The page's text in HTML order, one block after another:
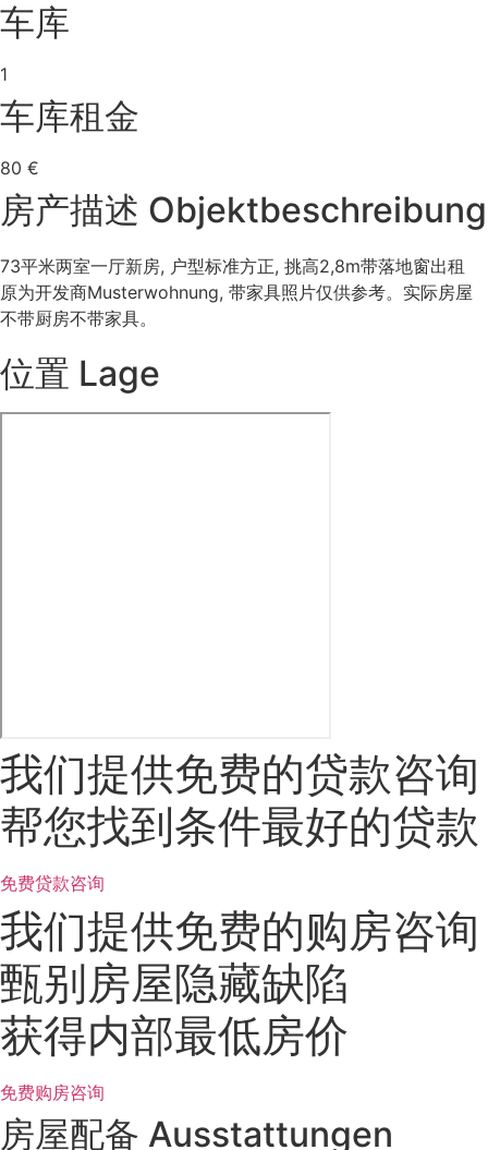
车库
1
车库租金
80 €
房产描述 Objektbeschreibung
73平米两室一厅新房, 户型标准方正, 挑高2,8m带落地窗出租
原为开发商Musterwohnung, 带家具照片仅供参考。实际房屋
不带厨房不带家具。
位置 Lage
我们提供免费的贷款咨询
帮您找到条件最好的贷款
免费贷款咨询
我们提供免费的购房咨询
甄别房屋隐藏缺陷
获得内部最低房价
免费购房咨询
房屋配备 Ausstattungen